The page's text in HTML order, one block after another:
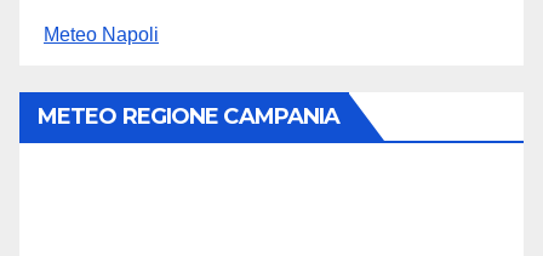
Meteo Napoli
METEO REGIONE CAMPANIA